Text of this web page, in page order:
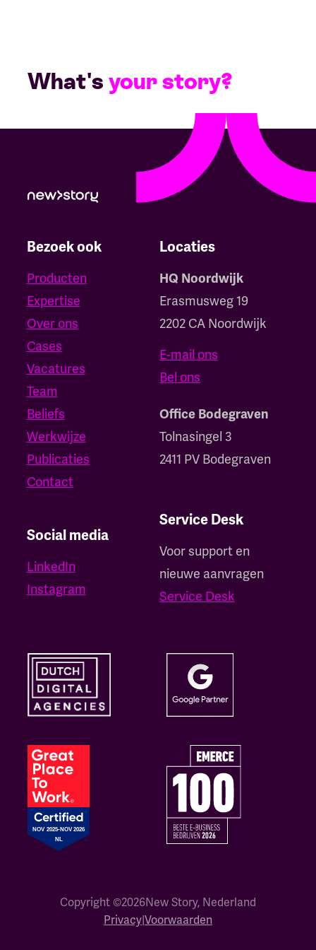
What's your story?
Bezoek ook
Producten
Expertise
Over ons
Cases
Vacatures
Team
Beliefs
Werkwijze
Publicaties
Contact
Social media
LinkedIn
Instagram
Service Desk
Voor support en
nieuwe aanvragen
Service Desk
Locaties
HQ Noordwijk
Erasmusweg 19
2202 CA Noordwijk
E-mail ons
Bel ons
Office Bodegraven
Tolnasingel 3
2411 PV Bodegraven
Copyright ©2026New Story, Nederland
Privacy|Voorwaarden